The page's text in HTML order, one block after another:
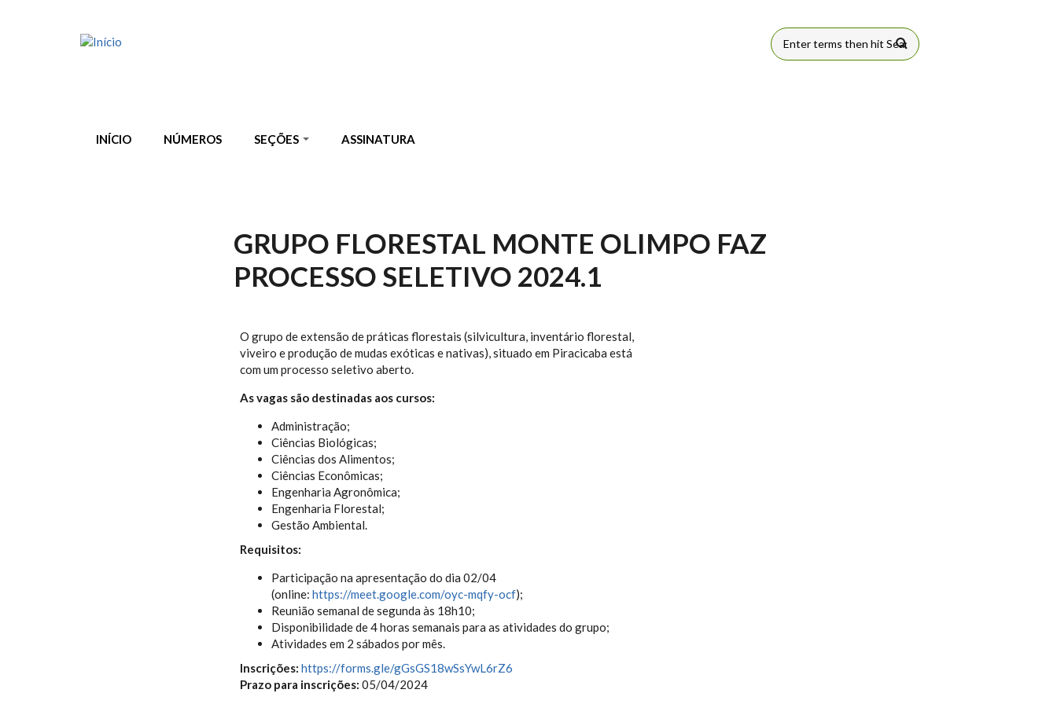
FORMULÁRIO
INÍCIO NÚMEROS SEÇÕES ASSINATURA
GRUPO FLORESTAL MONTE OLIMPO FAZ
PROCESSO SELETIVO 2024.1
O grupo de extensão de práticas florestais (silvicultura, inventário florestal,
viveiro e produção de mudas exóticas e nativas), situado em Piracicaba está
com um processo seletivo aberto.
As vagas são destinadas aos cursos:
Administração;
Ciências Biológicas;
Ciências dos Alimentos;
Ciências Econômicas;
Engenharia Agronômica;
Engenharia Florestal;
Gestão Ambiental.
Requisitos:
Participação na apresentação do dia 02/04
(online: https://meet.google.com/oyc-mqfy-ocf);
Reunião semanal de segunda às 18h10;
Disponibilidade de 4 horas semanais para as atividades do grupo;
Atividades em 2 sábados por mês.
Inscrições: https://forms.gle/gGsGS18wSsYwL6rZ6
Prazo para inscrições: 05/04/2024